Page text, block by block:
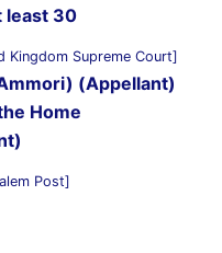
least 30
Supreme Court]
(Appellant)
Home
Post]